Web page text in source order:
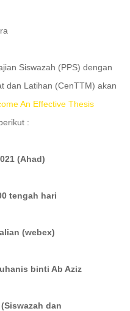
Siswazah (PPS) dengan
dan Latihan (CenTTM) akan
An Effective Thesis
:
(Ahad)
hari
(webex)
binti Ab Aziz
dan